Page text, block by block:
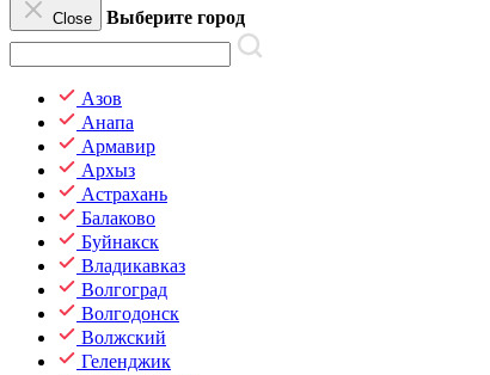
Close Выберите город
Азов
Анапа
Армавир
Архыз
Астрахань
Балаково
Буйнакск
Владикавказ
Волгоград
Волгодонск
Волжский
Геленджик